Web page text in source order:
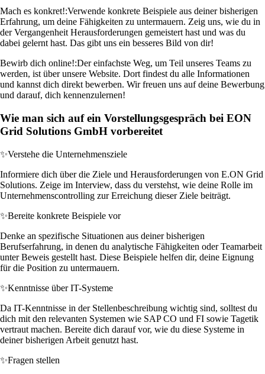
Mach es konkret!:Verwende konkrete Beispiele aus deiner bisherigen
Erfahrung, um deine Fähigkeiten zu untermauern. Zeig uns, wie du in
der Vergangenheit Herausforderungen gemeistert hast und was du
dabei gelernt hast. Das gibt uns ein besseres Bild von dir!
Bewirb dich online!:Der einfachste Weg, um Teil unseres Teams zu
werden, ist über unsere Website. Dort findest du alle Informationen
und kannst dich direkt bewerben. Wir freuen uns auf deine Bewerbung
und darauf, dich kennenzulernen!
Wie man sich auf ein Vorstellungsgespräch bei EON
Grid Solutions GmbH vorbereitet
✨Verstehe die Unternehmensziele
Informiere dich über die Ziele und Herausforderungen von E.ON Grid
Solutions. Zeige im Interview, dass du verstehst, wie deine Rolle im
Unternehmenscontrolling zur Erreichung dieser Ziele beiträgt.
✨Bereite konkrete Beispiele vor
Denke an spezifische Situationen aus deiner bisherigen
Berufserfahrung, in denen du analytische Fähigkeiten oder Teamarbeit
unter Beweis gestellt hast. Diese Beispiele helfen dir, deine Eignung
für die Position zu untermauern.
✨Kenntnisse über IT-Systeme
Da IT-Kenntnisse in der Stellenbeschreibung wichtig sind, solltest du
dich mit den relevanten Systemen wie SAP CO und FI sowie Tagetik
vertraut machen. Bereite dich darauf vor, wie du diese Systeme in
deiner bisherigen Arbeit genutzt hast.
✨Fragen stellen